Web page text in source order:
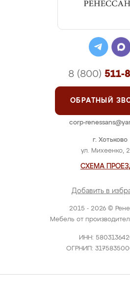
2015 - 2026 ©
Мебель от
ИНН:
ОГРНИП:
г. Хотьково
ул. Михеенко,
СХЕМА
Добавить в
8 (800) 511-
ОБРАТНЫЙ
corp-